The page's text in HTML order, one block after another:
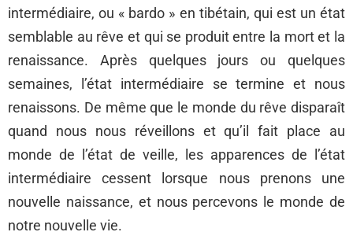
intermédiaire, ou « bardo » en tibétain, qui est un état
semblable au rêve et qui se produit entre la mort et la
renaissance. Après quelques jours ou quelques
semaines, l’état intermédiaire se termine et nous
renaissons. De même que le monde du rêve disparaît
quand nous nous réveillons et qu’il fait place au
monde de l’état de veille, les apparences de l’état
intermédiaire cessent lorsque nous prenons une
nouvelle naissance, et nous percevons le monde de
notre nouvelle vie.